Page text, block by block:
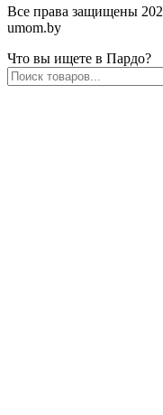
Все права защищены
umom.by
Что вы ищете в Пардо?